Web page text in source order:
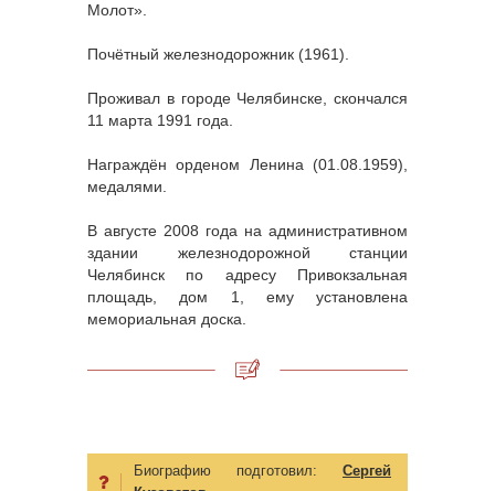
Молот».
Почётный железнодорожник (1961).
Проживал в городе Челябинске, скончался
11 марта 1991 года.
Награждён орденом Ленина (01.08.1959),
медалями.
В августе 2008 года на административном
здании железнодорожной станции
Челябинск по адресу Привокзальная
площадь, дом 1, ему установлена
мемориальная доска.
Биографию подготовил: Сергей